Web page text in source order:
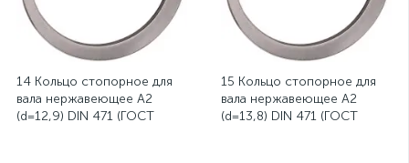
14 Кольцо стопорное для
вала нержавеющее А2
(d=12,9) DIN 471 (ГОСТ
15 Кольцо стопорное для
вала нержавеющее А2
(d=13,8) DIN 471 (ГОСТ